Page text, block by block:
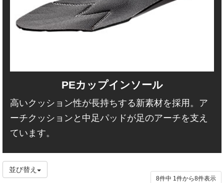
PEカップインソール
高いクッション性が長持ちする新素材を採用。ア
ーチクッションと中足パッドが足のアーチを支え
ています。
並び替え
8件中 1件から8件表示